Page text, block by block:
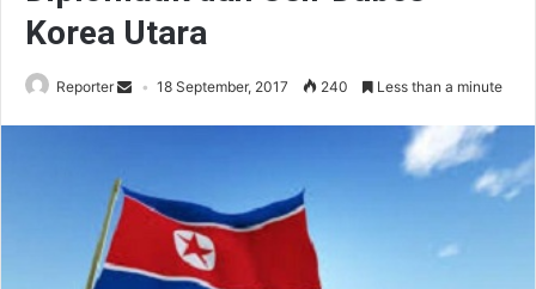
Korea Utara
Reporter 18 September, 2017 240 Less than a minute